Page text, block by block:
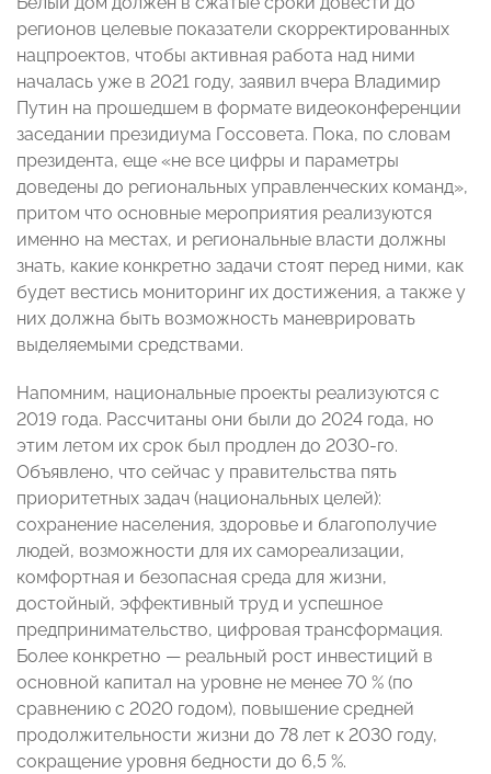
регионов целевые показатели скорректированных
нацпроектов, чтобы активная работа над ними
началась уже в 2021 году, заявил вчера Владимир
Путин на прошедшем в формате видеоконференции
заседании президиума Госсовета. Пока, по словам
президента, еще «не все цифры и параметры
доведены до региональных управленческих команд»,
притом что основные мероприятия реализуются
именно на местах, и региональные власти должны
знать, какие конкретно задачи стоят перед ними, как
будет вестись мониторинг их достижения, а также у
них должна быть возможность маневрировать
выделяемыми средствами.
Напомним, национальные проекты реализуются с
2019 года. Рассчитаны они были до 2024 года, но
этим летом их срок был продлен до 2030-го.
Объявлено, что сейчас у правительства пять
приоритетных задач (национальных целей):
сохранение населения, здоровье и благополучие
людей, возможности для их самореализации,
комфортная и безопасная среда для жизни,
достойный, эффективный труд и успешное
предпринимательство, цифровая трансформация.
Более конкретно — реальный рост инвестиций в
основной капитал на уровне не менее 70 % (по
сравнению с 2020 годом), повышение средней
продолжительности жизни до 78 лет к 2030 году,
сокращение уровня бедности до 6,5 %.